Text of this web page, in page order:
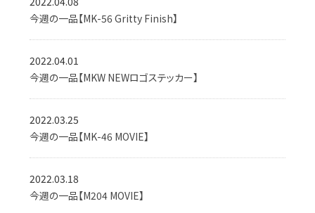
今週の一品【MK-56 Gritty Finish】
2022.04.01
今週の一品【MKW NEWロゴステッカー】
2022.03.25
今週の一品【MK-46 MOVIE】
2022.03.18
今週の一品【M204 MOVIE】